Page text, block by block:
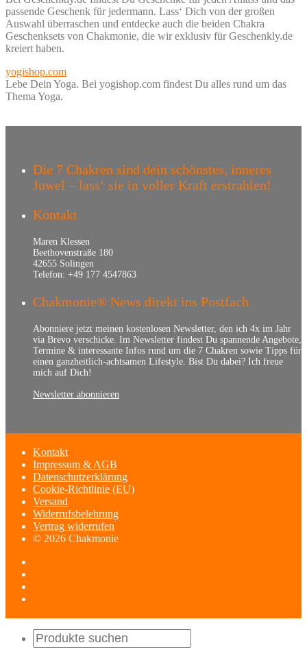
passende Geschenk für jedermann. Lass‘ Dich von der großen
Auswahl überraschen und entdecke auch die beiden Chakra
Geschenksets von Chakmonie, die wir exklusiv für Geschenkly.de
kreiert haben.
yogishop.com
Lebe Dein Yoga. Bei yogishop.com findest Du alles rund um das
Thema Yoga.
Die 7 Chakren sind dein schönstes, inneres
Juwel – lass‘ sie in voller Kraft erstrahlen!
Kontakt
Maren Klessen
Beethovenstraße 180
42655 Solingen
Telefon: +49 177 4547863
Chakmonie® News direkt ins Postfach
Abonniere jetzt meinen kostenlosen Newsletter, den ich 4x im Jahr
via Brevo verschicke. Im Newsletter findest Du spannende Angebote,
Termine & interessante Infos rund um die 7 Chakren sowie Tipps für
einen ganzheitlich-achtsamen Lifestyle. Bist Du dabei? Ich freue
mich auf Dich!
Newsletter abonnieren
Kontakt
Impressum & AGB
Datenschutzerklärung
Cookie-Richtlinie (EU)
Versand
Widerrufsbelehrung
Vertrag widerrufen
© 2026 Chakmonie